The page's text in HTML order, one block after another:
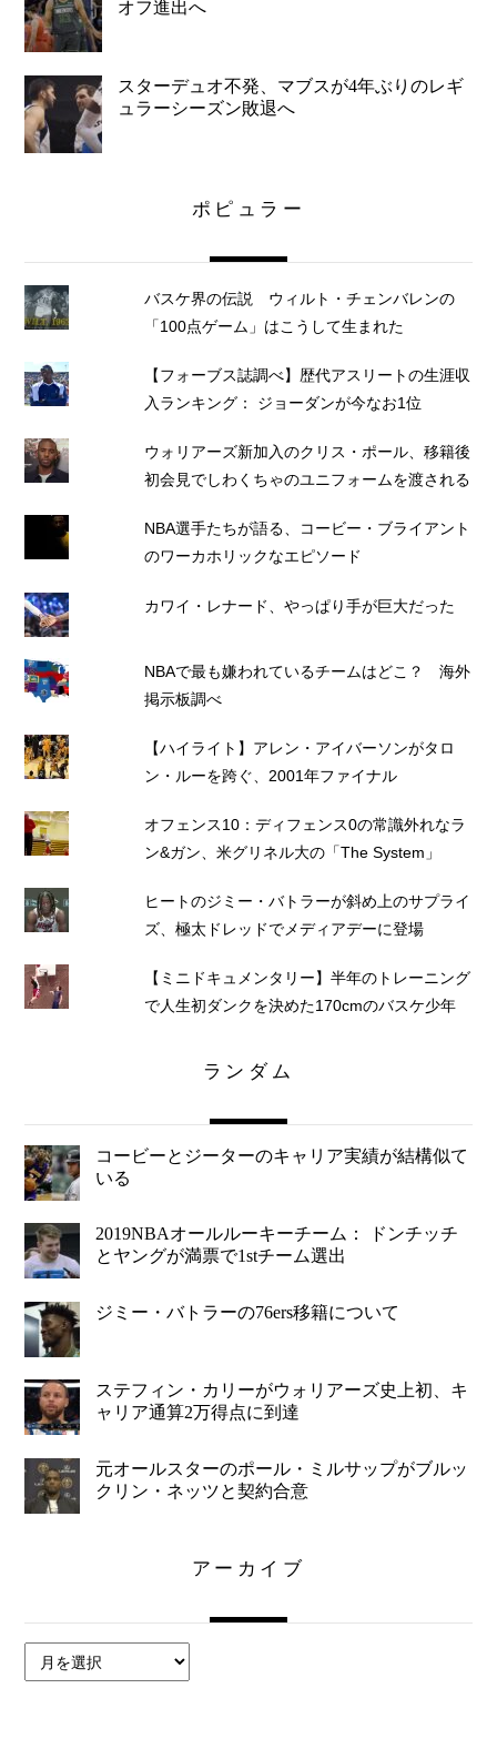
オフ進出へ
スターデュオ不発、マブスが4年ぶりのレギ
ュラーシーズン敗退へ
ポピュラー
バスケ界の伝説 ウィルト・チェンバレンの
「100点ゲーム」はこうして生まれた
【フォーブス誌調べ】歴代アスリートの生涯収
入ランキング： ジョーダンが今なお1位
ウォリアーズ新加入のクリス・ポール、移籍後
初会見でしわくちゃのユニフォームを渡される
NBA選手たちが語る、コービー・ブライアント
のワーカホリックなエピソード
カワイ・レナード、やっぱり手が巨大だった
NBAで最も嫌われているチームはどこ？ 海外
掲示板調べ
【ハイライト】アレン・アイバーソンがタロ
ン・ルーを跨ぐ、2001年ファイナル
オフェンス10：ディフェンス0の常識外れなラ
ン&ガン、米グリネル大の「The System」
ヒートのジミー・バトラーが斜め上のサプライ
ズ、極太ドレッドでメディアデーに登場
【ミニドキュメンタリー】半年のトレーニング
で人生初ダンクを決めた170cmのバスケ少年
ランダム
コービーとジーターのキャリア実績が結構似て
いる
2019NBAオールルーキーチーム： ドンチッチ
とヤングが満票で1stチーム選出
ジミー・バトラーの76ers移籍について
ステフィン・カリーがウォリアーズ史上初、キ
ャリア通算2万得点に到達
元オールスターのポール・ミルサップがブルッ
クリン・ネッツと契約合意
アーカイブ
ー